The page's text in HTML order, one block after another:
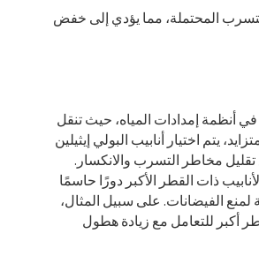
التسرب المحتملة، مما يؤدي إلى خفض
أنظمة إمدادات المياه، حيث تنقل
يتم اختيار أنابيب البولي إيثيلين
تقليل مخاطر التسرب والانكسار.
ذات القطر الأكبر دورًا حاسمًا
لمنع الفيضانات. على سبيل المثال،
أكبر للتعامل مع زيادة هطول